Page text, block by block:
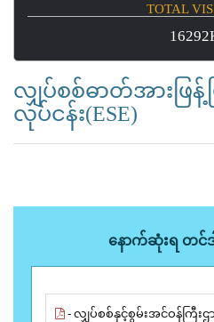
TOTAL
လျှပ်စစ်ဓာတ်အားဖြန့်
လုပ်ငန်း(ESE)
နောက်ဆုံးရ တင်ဒ
- လျှပ်စစ်နှင့်စွမ်းအင်ဝန်ကြီးဌ